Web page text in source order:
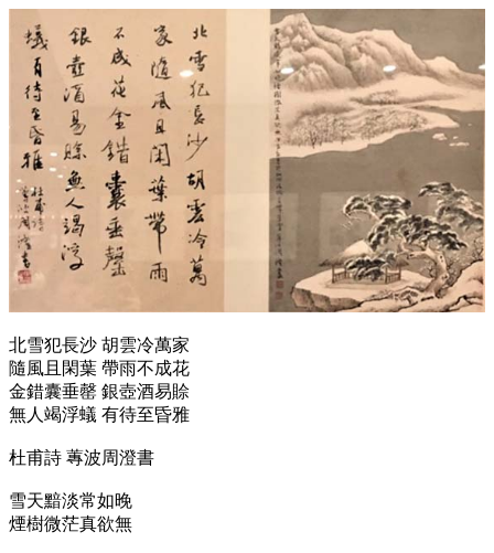
北雪犯長沙 胡雲冷萬家
隨風且閑葉 帶雨不成花
金錯囊垂罄 銀壺酒易賒
無人竭浮蟻 有待至昏雅
杜甫詩 蓴波周澄書
雪天黯淡常如晚
煙樹微茫真欲無